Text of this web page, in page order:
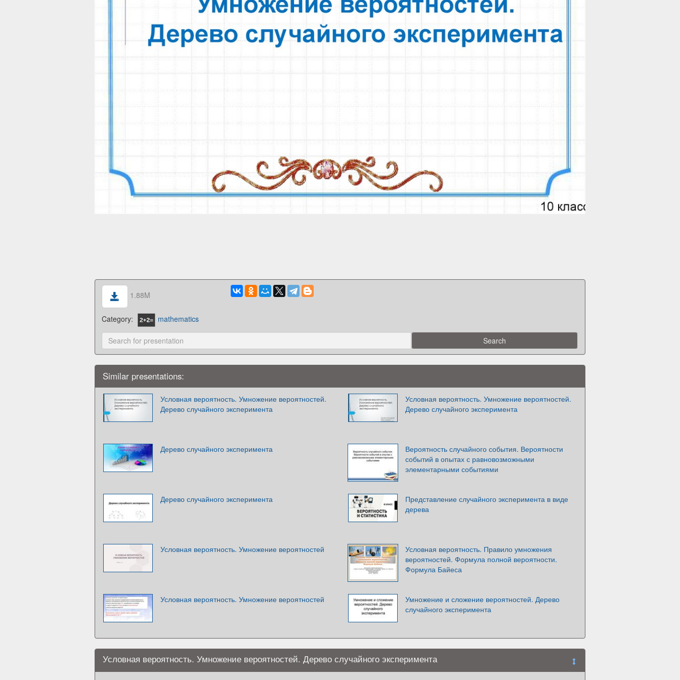
1.88M
Category: mathematics
Similar presentations:
Условная вероятность. Умножение вероятностей.
Дерево случайного эксперимента
Условная вероятность. Умножение вероятностей.
Дерево случайного эксперимента
Дерево случайного эксперимента
Вероятность случайного события. Вероятности
событий в опытах с равновозможными
элементарными событиями
Дерево случайного эксперимента
Представление случайного эксперимента в виде
дерева
Условная вероятность. Умножение вероятностей
Условная вероятность. Правило умножения
вероятностей. Формула полной вероятности.
Формула Байеса
Условная вероятность. Умножение вероятностей
Умножение и сложение вероятностей. Дерево
случайного эксперимента
Условная вероятность. Умножение вероятностей. Дерево случайного эксперимента